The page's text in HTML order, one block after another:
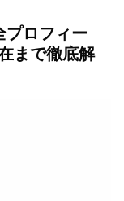
プロフィー
まで徹底解